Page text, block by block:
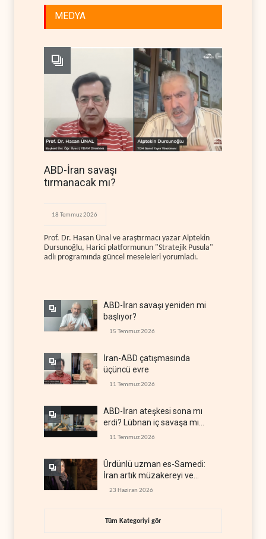
MEDYA
ABD-İran savaşı
tırmanacak mı?
18 Temmuz 2026
Prof. Dr. Hasan Ünal ve araştırmacı yazar Alptekin
Dursunoğlu, Harici platformunun "Stratejik Pusula"
adlı programında güncel meseleleri yorumladı.
ABD-İran savaşı yeniden mi
başlıyor?
15 Temmuz 2026
İran-ABD çatışmasında
üçüncü evre
11 Temmuz 2026
ABD-İran ateşkesi sona mı
erdi? Lübnan iç savaşa mı
gidiyor?
11 Temmuz 2026
Ürdünlü uzman es-Samedi:
İran artık müzakereyi ve
çatışmayı aynı anda yürütüyor
23 Haziran 2026
Tüm Kategoriyi gör